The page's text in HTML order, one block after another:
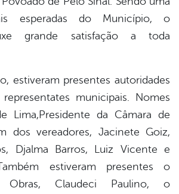
esperadas do Município, o
grande satisfação a toda
presentes autoridades
municipais. Nomes
Lima,Presidente da Câmara de
dos vereadores, Jacinete Goiz,
Djalma Barros, Luiz Vicente e
estiveram presentes o
Obras, Claudeci Paulino, o